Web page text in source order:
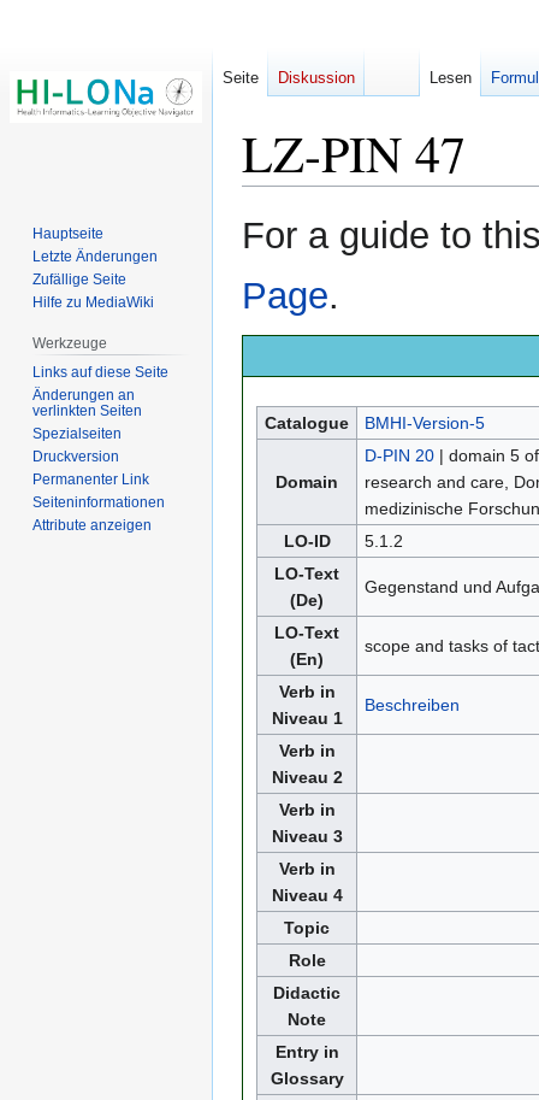
LZ-PIN 47
Zur
Navigation
Zur
Suche
For a guide to
Page.
Catalogue BMHI-Version-5
Domain
D-PIN 20| domain 5
research and care,
medizinische
LO-ID
5.1.2
LO-Text
(De)
Gegenstand und
LO-Text
(En)
scope and tasks of
Verb in
Niveau 1
Beschreiben
Verb in
Niveau 2
Verb in
Niveau 3
Verb in
Niveau 4
Topic
Role
Didactic
Note
Entry in
Glossary
Seite Diskussion Lesen
Hauptseite
Letzte Änderungen
Zufällige Seite
Hilfe zu MediaWiki
Werkzeuge
Links auf diese Seite
Änderungen an
verlinkten Seiten
Spezialseiten
Druckversion
Permanenter Link
Seiten­­informationen
Attribute anzeigen